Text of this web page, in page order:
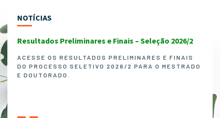
NOTÍCIAS
Resultados Preliminares e Finais – Seleção 2026/2
ACESSE OS RESULTADOS PRELIMINARES E FINAIS
DO PROCESSO SELETIVO 2026/2 PARA O MESTRADO
E DOUTORADO.
1º